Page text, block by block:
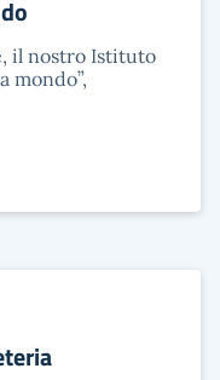
il nostro Istituto
mondo”,